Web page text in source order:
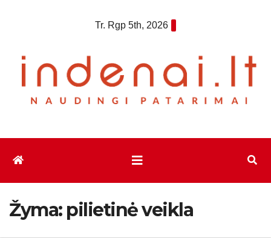
Tr. Rgp 5th, 2026
Žyma: pilietinė veikla